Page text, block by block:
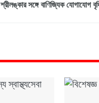
শ্রীলঙ্কার সঙ্গে বাণিজ্যিক যোগাযোগ